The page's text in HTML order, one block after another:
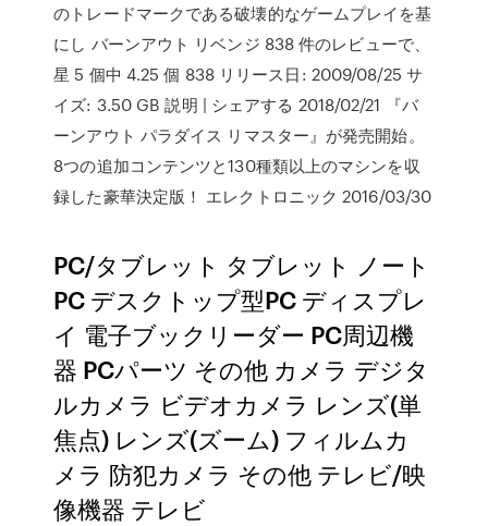
のトレードマークである破壊的なゲームプレイを基
にし バーンアウト リベンジ 838 件のレビューで、
星 5 個中 4.25 個 838 リリース日: 2009/08/25 サ
イズ: 3.50 GB 説明 | シェアする 2018/02/21 『バ
ーンアウト パラダイス リマスター』が発売開始。
8つの追加コンテンツと130種類以上のマシンを収
録した豪華決定版！ エレクトロニック 2016/03/30
PC/タブレット タブレット ノート
PC デスクトップ型PC ディスプレ
イ 電子ブックリーダー PC周辺機
器 PCパーツ その他 カメラ デジタ
ルカメラ ビデオカメラ レンズ(単
焦点) レンズ(ズーム) フィルムカ
メラ 防犯カメラ その他 テレビ/映
像機器 テレビ